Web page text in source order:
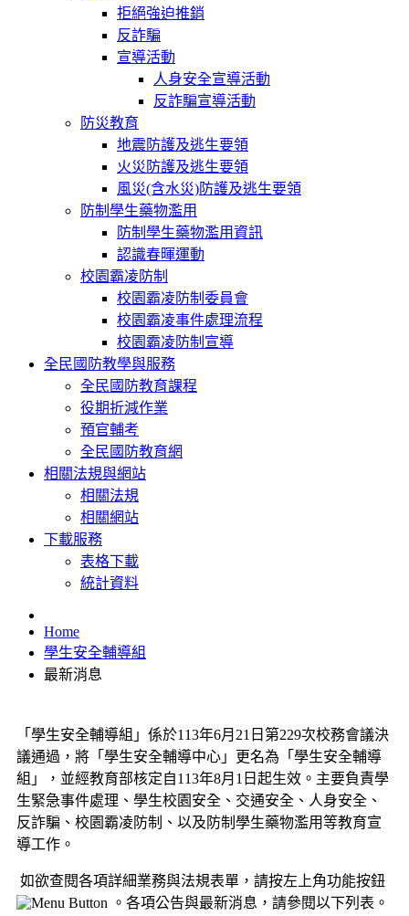
拒絕強迫推銷
反詐騙
宣導活動
人身安全宣導活動
反詐騙宣導活動
防災教育
地震防護及逃生要領
火災防護及逃生要領
風災(含水災)防護及逃生要領
防制學生藥物濫用
防制學生藥物濫用資訊
認識春暉運動
校園霸凌防制
校園霸凌防制委員會
校園霸凌事件處理流程
校園霸凌防制宣導
全民國防教學與服務
全民國防教育課程
役期折減作業
預官輔考
全民國防教育網
相關法規與網站
相關法規
相關網站
下載服務
表格下載
統計資料
Home
學生安全輔導組
最新消息
「學生安全輔導組」係於113年6月21日第229次校務會議決
議通過，將「學生安全輔導中心」更名為「學生安全輔導
組」，並經教育部核定自113年8月1日起生效。主要負責學
生緊急事件處理、學生校園安全、交通安全、人身安全、
反詐騙、校園霸凌防制、以及防制學生藥物濫用等教育宣
導工作。
如欲查閱各項詳細業務與法規表單，請按左上角功能按鈕
。各項公告與最新消息，請參閱以下列表。